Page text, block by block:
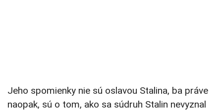
Jeho spomienky nie sú oslavou Stalina, ba práve
naopak, sú o tom, ako sa súdruh Stalin nevyznal